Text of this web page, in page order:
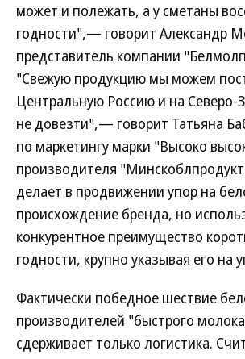
может и полежать, а у сметаны
годности",— говорит Александр
представитель компании
"Свежую продукцию мы можем
Центральную Россию и на
не довезти",— говорит Татьяна
по маркетингу марки "Высоко
производителя
делает в продвижении упор на
происхождение бренда, но
конкурентное преимущество
годности, крупно указывая его на
Фактически победное шествие
производителей "быстрого
сдерживает только логистика.